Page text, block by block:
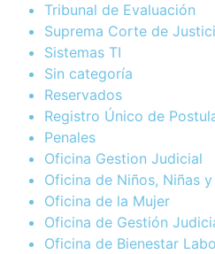
Tribunal de Evaluación
Suprema Corte de
Sistemas TI
Sin categoría
Reservados
Registro Único de
Penales
Oficina Gestion Judicial
Oficina de Niños, Niñas
Oficina de la Mujer
Oficina de Gestión
Oficina de Bienestar